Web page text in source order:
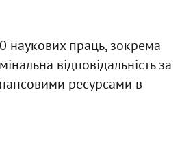
наукових праць, зокрема
відповідальність за
ресурсами в